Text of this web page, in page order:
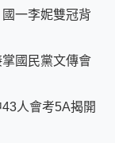
一李妮雙冠背
國民黨文傳會
人會考5A揭開